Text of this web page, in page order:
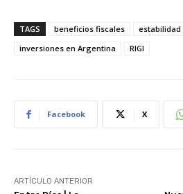
TAGS beneficios fiscales
estabilidad
inversiones en Argentina
RIGI
Facebook X
ARTÍCULO ANTERIOR